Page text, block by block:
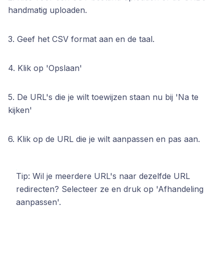
handmatig uploaden.
3. Geef het CSV format aan en de taal.
4. Klik op 'Opslaan'
5. De URL's die je wilt toewijzen staan nu bij 'Na te
kijken'
6. Klik op de URL die je wilt aanpassen en pas aan.
Tip: Wil je meerdere URL's naar dezelfde URL
redirecten? Selecteer ze en druk op 'Afhandeling
aanpassen'.